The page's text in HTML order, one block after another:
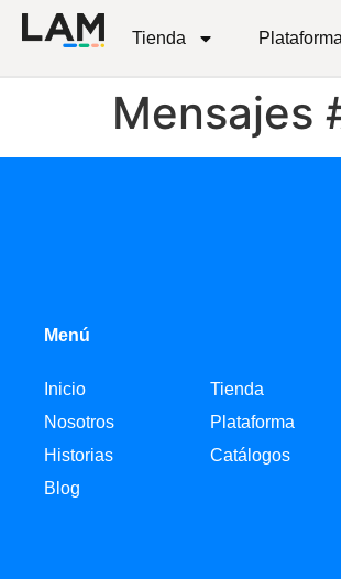
Tienda Plataforma
Mensajes
Menú
Inicio
Nosotros
Historias
Blog
Tienda
Plataforma
Catálogos